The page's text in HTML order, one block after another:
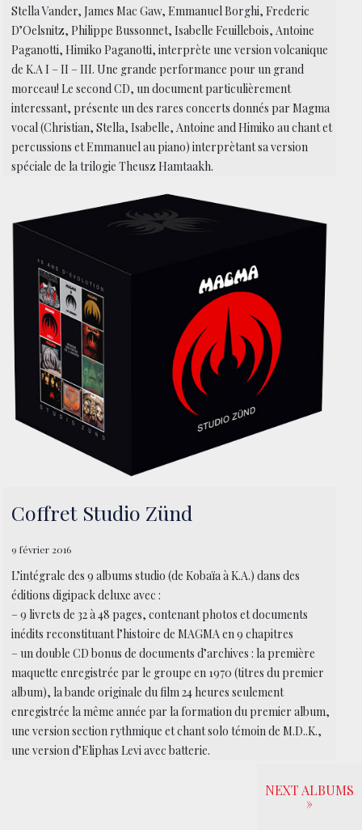
Stella Vander, James Mac Gaw, Emmanuel Borghi, Frederic
D’Oelsnitz, Philippe Bussonnet, Isabelle Feuillebois, Antoine
Paganotti, Himiko Paganotti, interprète une version volcanique
de K.A I – II – III. Une grande performance pour un grand
morceau! Le second CD, un document particulièrement
interessant, présente un des rares concerts donnés par Magma
vocal (Christian, Stella, Isabelle, Antoine and Himiko au chant et
percussions et Emmanuel au piano) interprètant sa version
spéciale de la trilogie Theusz Hamtaakh.
Coffret Studio Zünd
9 février 2016
L’intégrale des 9 albums studio (de Kobaïa à K.A.) dans des
éditions digipack deluxe avec :
– 9 livrets de 32 à 48 pages, contenant photos et documents
inédits reconstituant l’histoire de MAGMA en 9 chapitres
– un double CD bonus de documents d’archives : la première
maquette enregistrée par le groupe en 1970 (titres du premier
album), la bande originale du film 24 heures seulement
enregistrée la même année par la formation du premier album,
une version section rythmique et chant solo témoin de M.D..K.,
une version d’Eliphas Levi avec batterie.
NEXT ALBUMS
»